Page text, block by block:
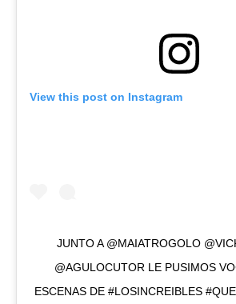
View this post on Instagram
JUNTO A @MAIATROGOLO
@AGULOCUTOR LE PUSIMOS
ESCENAS DE #LOSINCREIBLES